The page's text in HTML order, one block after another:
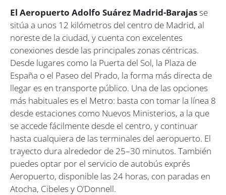
El Aeropuerto Adolfo Suárez Madrid-Barajasse
sitúa a unos 12 kilómetros del centro de Madrid, al
noreste de la ciudad, y cuenta con excelentes
conexiones desde las principales zonas céntricas.
Desde lugares como la Puerta del Sol, la Plaza de
España o el Paseo del Prado, la forma más directa de
llegar es en transporte público. Una de las opciones
más habituales es el Metro: basta con tomar la línea 8
desde estaciones como Nuevos Ministerios, a la que
se accede fácilmente desde el centro, y continuar
hasta cualquiera de las terminales del aeropuerto. El
trayecto dura alrededor de 25–30 minutos. También
puedes optar por el servicio de autobús exprés
Aeropuerto, disponible las 24 horas, con paradas en
Atocha, Cibeles y O’Donnell.